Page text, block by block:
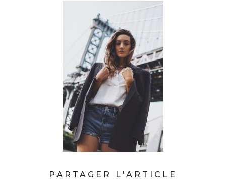
PARTAGER L'ARTICLE